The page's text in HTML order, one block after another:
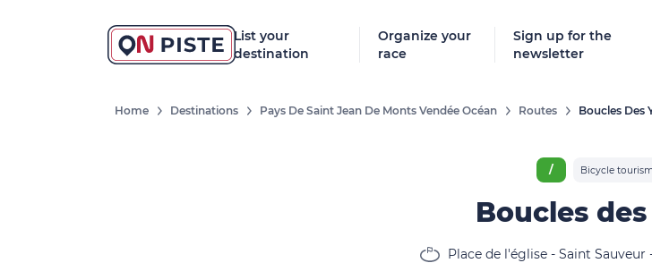
List your
destination
Organize your
race
Sign up for the
newsletter
Home Destinations Pays De Saint Jean De Monts Vendée Océan Routes Boucles Des
/ Bicycle tourism
Boucles
Place de l'église - Saint Sauveur